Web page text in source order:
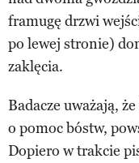
framugę drzwi
po lewej stronie)
zaklęcia.
Badacze uważają,
o pomoc bóstw,
Dopiero w trakcie